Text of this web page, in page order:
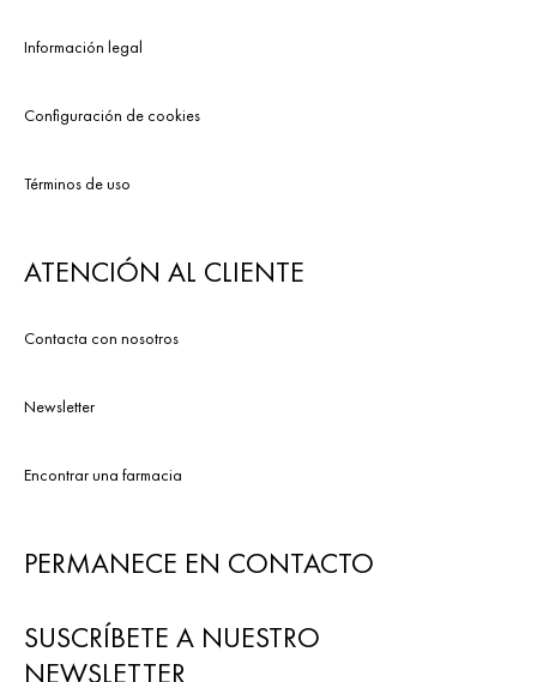
Información legal
Configuración de cookies
Términos de uso
ATENCIÓN AL CLIENTE
Contacta con nosotros
Newsletter
Encontrar una farmacia
PERMANECE EN CONTACTO
SUSCRÍBETE A NUESTRO
NEWSLETTER